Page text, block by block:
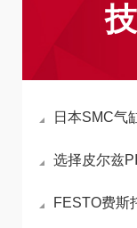
日本SMC气
选择皮尔兹
FESTO费斯托比